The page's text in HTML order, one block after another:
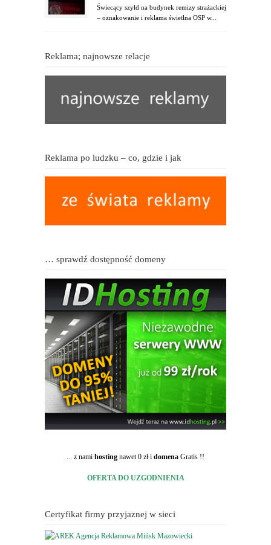
Świecący szyld na budynek remizy strażackiej
– oznakowanie i reklama świetlna OSP w...
Reklama; najnowsze relacje
Reklama po ludzku – co, gdzie i jak
… sprawdź dostępność domeny
... z nami hosting nawet 0 zł i domena Gratis !!
OFERTA DO UZGODNIENIA
Certyfikat firmy przyjaznej w sieci